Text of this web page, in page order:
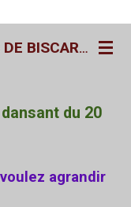
AMICALE DES RETRAITÉS DE BISCARROSSE
du 20
agrandir